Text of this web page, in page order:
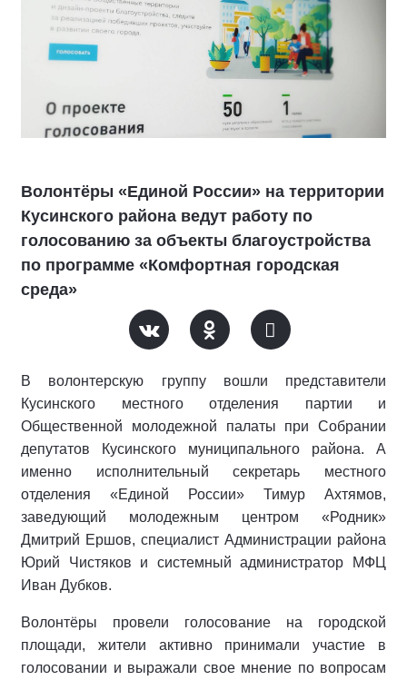
Волонтёры «Единой России» на территории
Кусинского района ведут работу по
голосованию за объекты благоустройства
по программе «Комфортная городская
среда»
В волонтерскую группу вошли представители
Кусинского местного отделения партии и
Общественной молодежной палаты при Собрании
депутатов Кусинского муниципального района. А
именно исполнительный секретарь местного
отделения «Единой России» Тимур Ахтямов,
заведующий молодежным центром «Родник»
Дмитрий Ершов, специалист Администрации района
Юрий Чистяков и системный администратор МФЦ
Иван Дубков.
Волонтёры провели голосование на городской
площади, жители активно принимали участие в
голосовании и выражали свое мнение по вопросам